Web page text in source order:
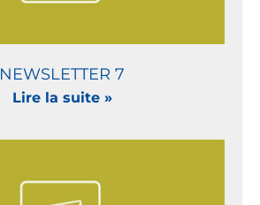
NEWSLETTER 7
Lire la suite »